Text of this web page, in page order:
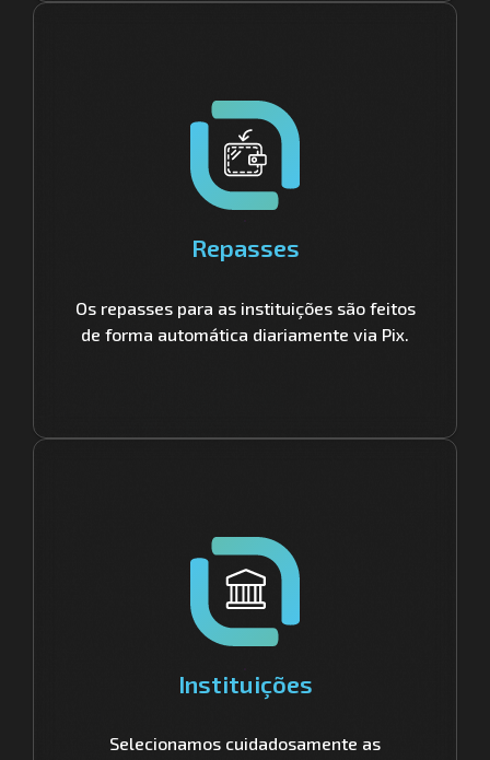
Repasses
Os repasses para as instituições são feitos
de forma automática diariamente via Pix.
Instituições
Selecionamos cuidadosamente as